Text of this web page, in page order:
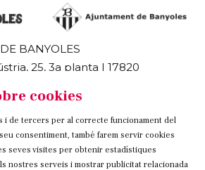
BANYOLES
25, 3a planta | 17820
57 00 50
Legal Ús de Cookies Contacteu
cookies
i de tercers per al correcte funcionament del
consentiment, també farem servir cookies
seves visites per obtenir estadístiques
nostres serveis i mostrar publicitat relacionada